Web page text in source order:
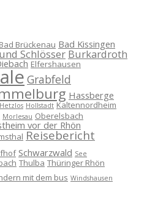
Bad Brückenau Bad Kissingen
Schlösser Burkardroth
Elfershausen
Grabfeld
Hassberge
Hetzlos Hollstadt Kaltennordheim
Morlesau Oberelsbach
vor der Rhön
Reisebericht
Schwarzwald See
Thulba Thüringer Rhön
mit dem bus Windshausen